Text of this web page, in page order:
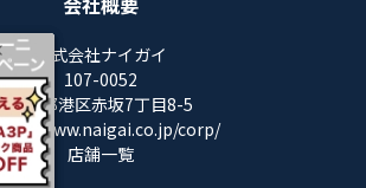
株式会社ナイガイ
107-0052
東京都港区赤坂7丁目8-5
www.naigai.co.jp/corp/
店舗一覧